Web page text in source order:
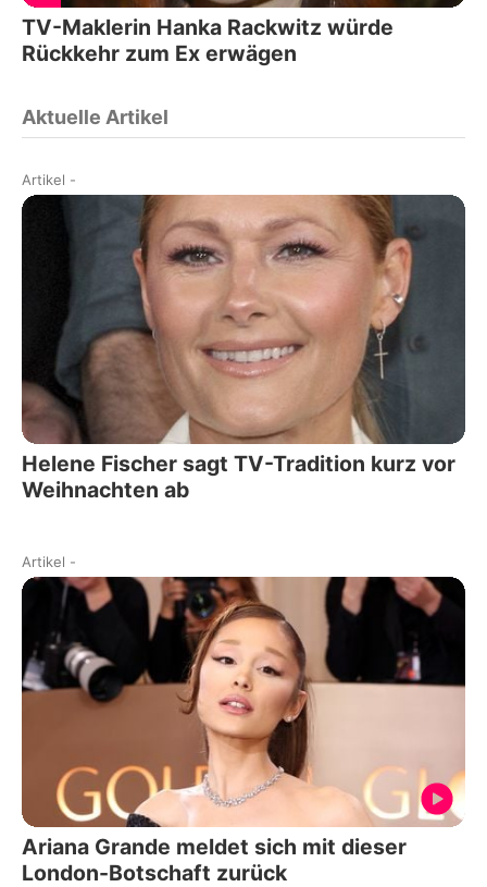
TV-Maklerin Hanka Rackwitz würde
Rückkehr zum Ex erwägen
Aktuelle Artikel
Artikel -
Helene Fischer sagt TV-Tradition kurz vor
Weihnachten ab
Artikel -
Ariana Grande meldet sich mit dieser
London-Botschaft zurück